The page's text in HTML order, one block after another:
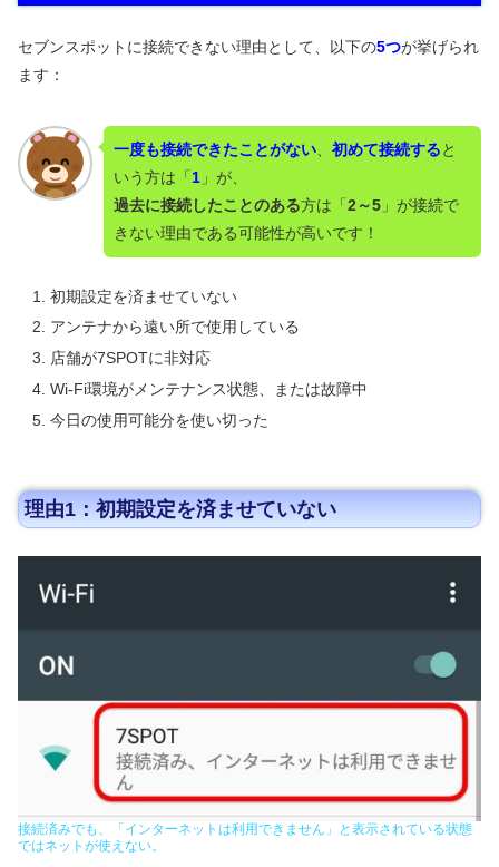
セブンスポットに接続できない理由として、以下の5つが挙げられ
ます：
一度も接続できたことがない、 初めて接続すると
いう方は「1」が、
過去に接続したことのある方は「2～5」が接続で
きない理由である可能性が高いです！
初期設定を済ませていない
アンテナから遠い所で使用している
店舗が7SPOTに非対応
Wi-Fi環境がメンテナンス状態、または故障中
今日の使用可能分を使い切った
理由1：初期設定を済ませていない
接続済みでも、「インターネットは利用できません」と表示されている状態
ではネットが使えない。